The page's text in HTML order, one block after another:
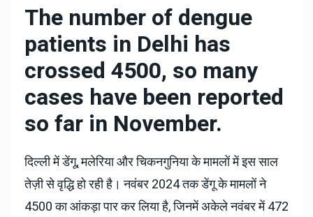
The number of dengue
patients in Delhi has
crossed 4500, so many
cases have been reported
so far in November.
दिल्ली में डेंगू, मलेरिया और चिकनगुनिया के मामलों में इस साल
तेज़ी से वृद्धि हो रही है। नवंबर 2024 तक डेंगू के मामलों ने
4500 का आंकड़ा पार कर लिया है, जिनमें अकेले नवंबर में 472